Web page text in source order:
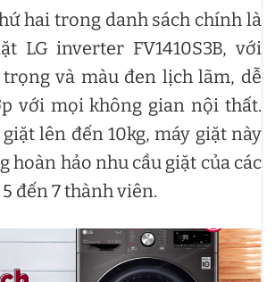
hai trong danh sách chính là
LG inverter FV1410S3B, với
và màu đen lịch lãm, dễ
với mọi không gian nội thất.
lên đến 10kg, máy giặt này
hoàn hảo nhu cầu giặt của các
đến 7 thành viên.